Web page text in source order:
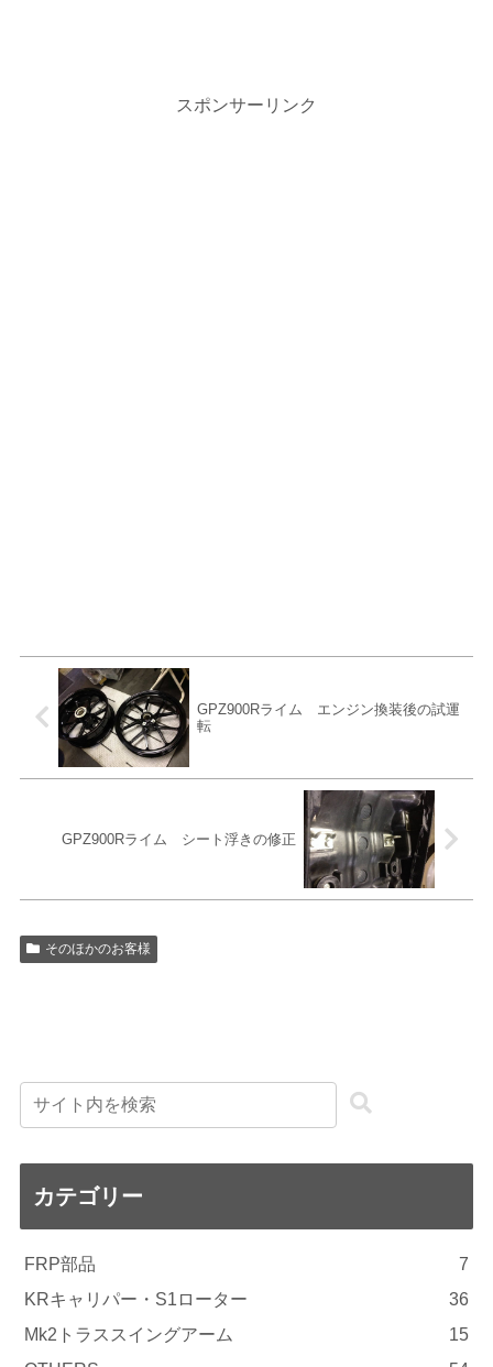
スポンサーリンク
GPZ900Rライム エンジン換装後の試運
転
GPZ900Rライム シート浮きの修正
そのほかのお客様
カテゴリー
FRP部品
7
KRキャリパー・S1ローター
36
Mk2トラススイングアーム
15